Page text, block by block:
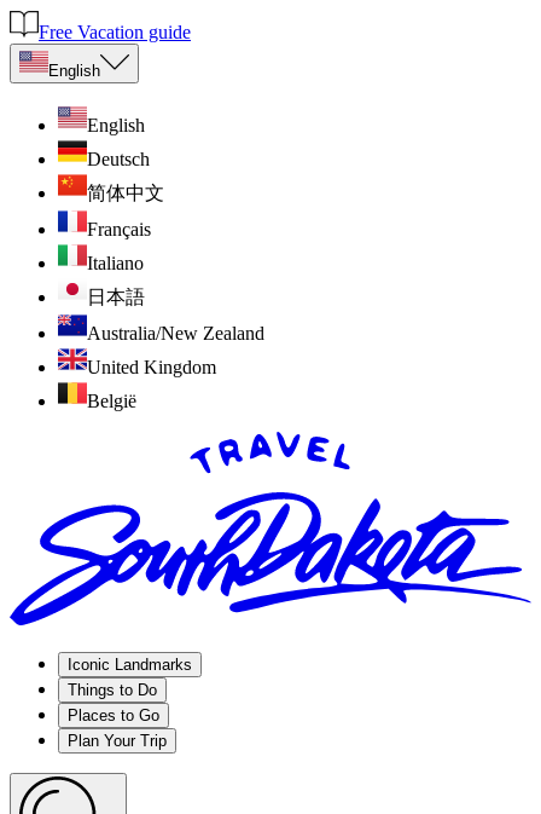
Free Vacation guide
English
English
Deutsch
简体中文
Français
Italiano
日本語
Australia/New Zealand
United Kingdom
België
Iconic Landmarks
Things to Do
Places to Go
Plan Your Trip